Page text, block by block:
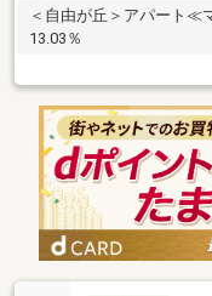
＜自由が丘＞アパート≪
13.03％